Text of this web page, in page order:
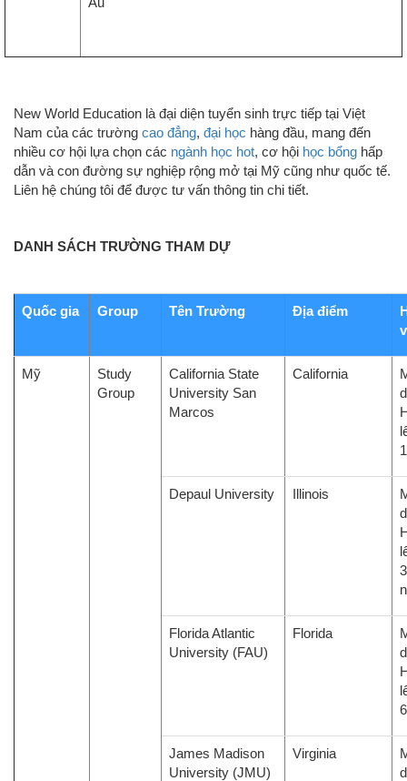
New World Education là đại diện tuyển sinh trực tiếp tại Việt
Nam của các trường cao đẳng, đại học hàng đầu, mang đến
nhiều cơ hội lựa chọn các ngành học hot, cơ hội học bổng hấp
dẫn và con đường sự nghiệp rộng mở tại Mỹ cũng như quốc tế.
Liên hệ chúng tôi để được tư vấn thông tin chi tiết.
DANH SÁCH TRƯỜNG THAM DỰ
Quốc gia Group Tên Trường Địa điểm
Mỹ
Study
Group
California State
University San
Marcos
California
Depaul University Illinois
Florida Atlantic
University (FAU)
Florida
James Madison
University (JMU)
Virginia